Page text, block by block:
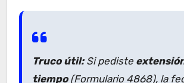
Truco útil:Si pediste
tiempo(Formulario 4868), la